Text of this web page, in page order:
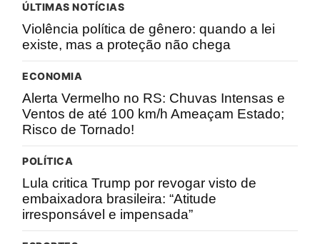
ÚLTIMAS NOTÍCIAS
Violência política de gênero: quando a lei
existe, mas a proteção não chega
ECONOMIA
Alerta Vermelho no RS: Chuvas Intensas e
Ventos de até 100 km/h Ameaçam Estado;
Risco de Tornado!
POLÍTICA
Lula critica Trump por revogar visto de
embaixadora brasileira: “Atitude
irresponsável e impensada”